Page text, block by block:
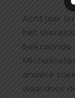
Acht jaar
het
andere
waardoor